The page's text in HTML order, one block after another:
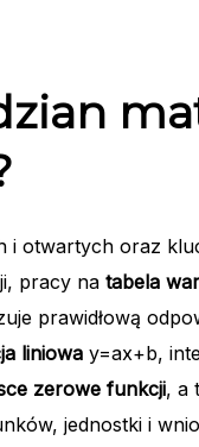
i otwartych oraz
pracy na tabela
prawidłową
liniowa y=ax+b,
zerowe funkcji, a
jednostki i